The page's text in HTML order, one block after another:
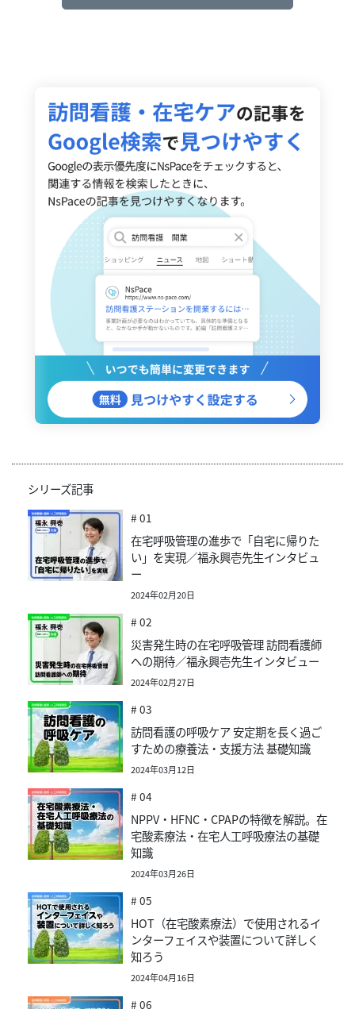
シリーズ記事
# 01
在宅呼吸管理の進歩で「自宅に帰りた
い」を実現／福永興壱先生インタビュ
ー
2024年02月20日
# 02
災害発生時の在宅呼吸管理 訪問看護師
への期待／福永興壱先生インタビュー
2024年02月27日
# 03
訪問看護の呼吸ケア 安定期を長く過ご
すための療養法・支援方法 基礎知識
2024年03月12日
# 04
NPPV・HFNC・CPAPの特徴を解説。在
宅酸素療法・在宅人工呼吸療法の基礎
知識
2024年03月26日
# 05
HOT（在宅酸素療法）で使用されるイ
ンターフェイスや装置について詳しく
知ろう
2024年04月16日
# 06